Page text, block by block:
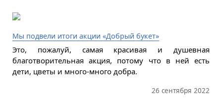
Мы подвели итоги акции «Добрый букет»
Это, пожалуй, самая красивая и душевная
благотворительная акция, потому что в ней есть
дети, цветы и много-много добра.
26 сентября 2022